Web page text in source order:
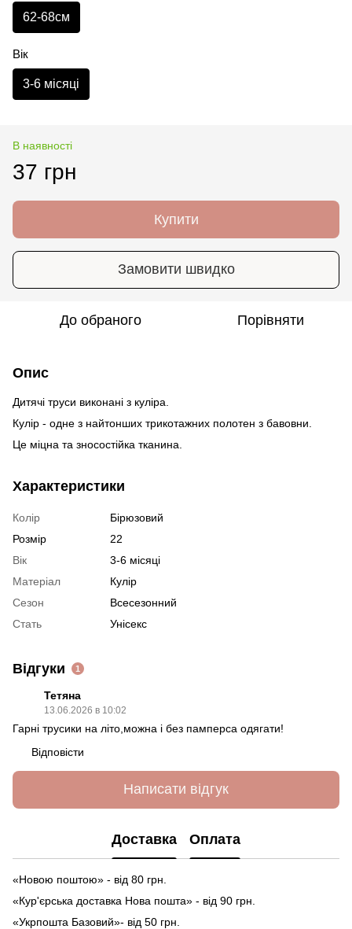
62-68см
Вік
3-6 місяці
В наявності
37 грн
Купити
Замовити швидко
До обраного Порівняти
Опис
Дитячі труси виконані з куліра.
Кулір - одне з найтонших трикотажних полотен з бавовни.
Це міцна та зносостійка тканина.
Характеристики
Колір
Бірюзовий
Розмір
22
Вік
3-6 місяці
Матеріал
Кулір
Сезон
Всесезонний
Стать
Унісекс
Відгуки 1
Тетяна
13.06.2026 в 10:02
Гарні трусики на літо,можна і без памперса одягати!
Відповісти
Написати відгук
Доставка Оплата
«Новою поштою» - від 80 грн.
«Кур'єрська доставка Нова пошта» - від 90 грн.
«Укрпошта Базовий»- від 50 грн.